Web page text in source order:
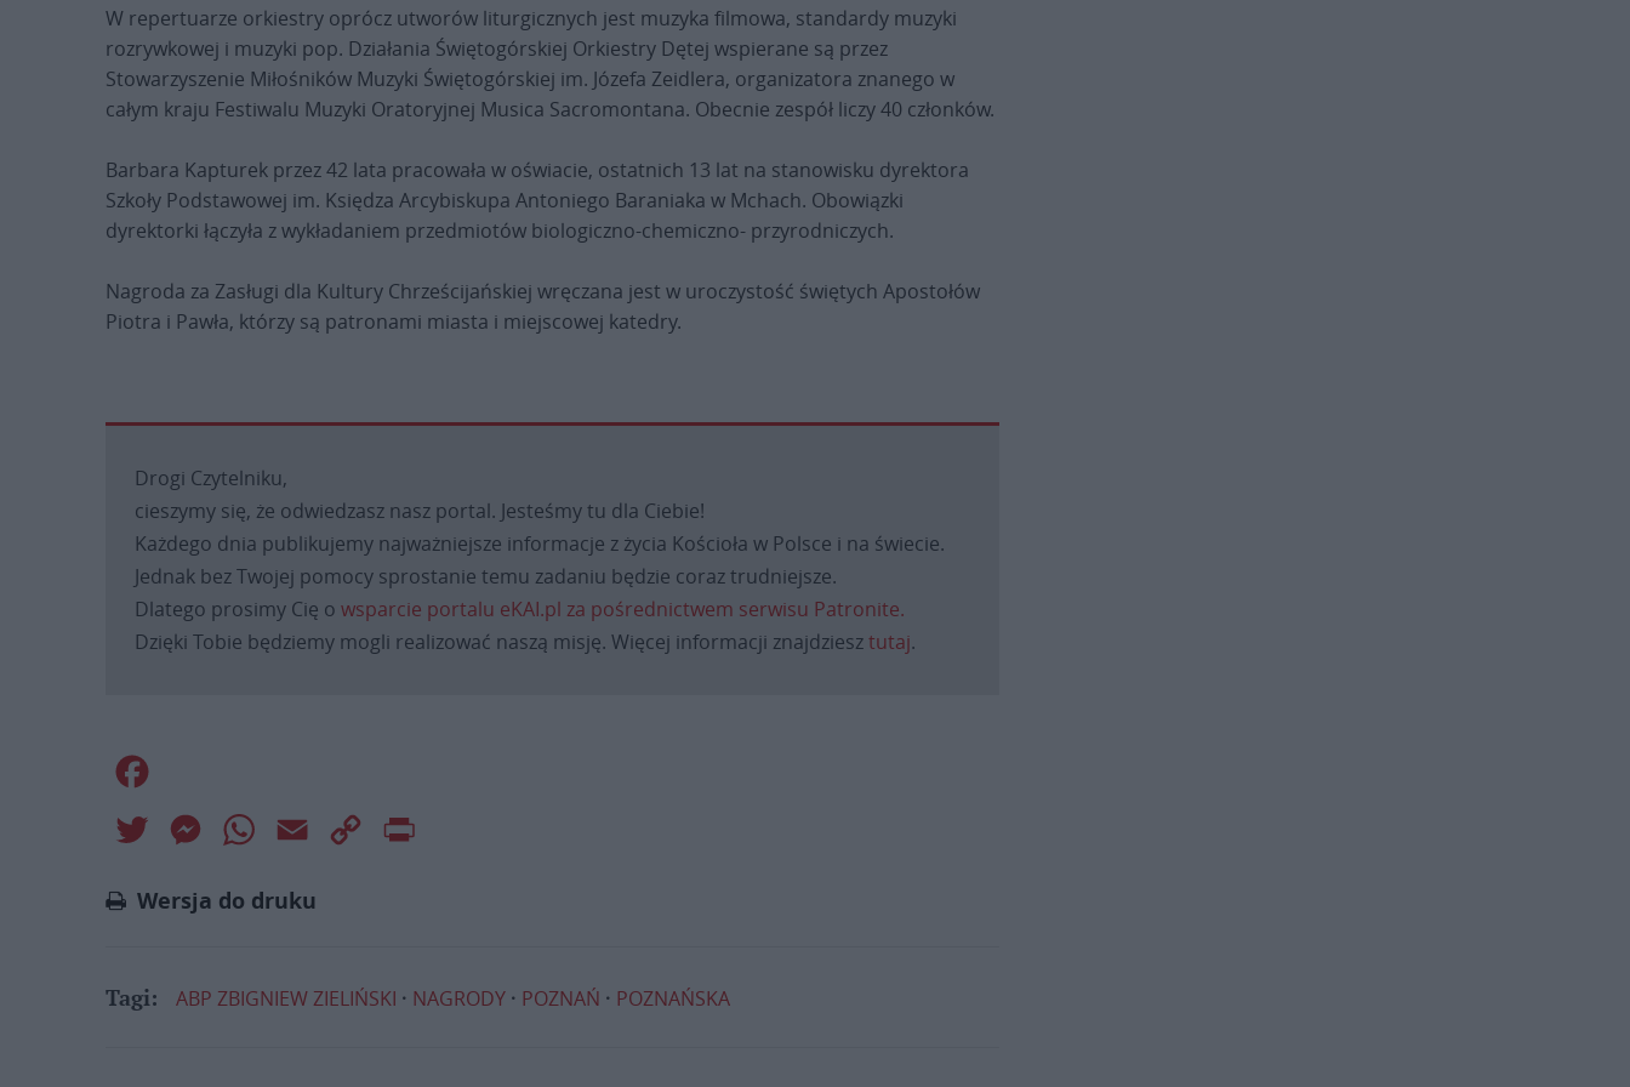
W repertuarze orkiestry oprócz utworów liturgicznych jest muzyka filmowa, standardy muzyki
rozrywkowej i muzyki pop. Działania Świętogórskiej Orkiestry Dętej wspierane są przez
Stowarzyszenie Miłośników Muzyki Świętogórskiej im. Józefa Zeidlera, organizatora znanego w
całym kraju Festiwalu Muzyki Oratoryjnej Musica Sacromontana. Obecnie zespół liczy 40 członków.
Barbara Kapturek przez 42 lata pracowała w oświacie, ostatnich 13 lat na stanowisku dyrektora
Szkoły Podstawowej im. Księdza Arcybiskupa Antoniego Baraniaka w Mchach. Obowiązki
dyrektorki łączyła z wykładaniem przedmiotów biologiczno-chemiczno- przyrodniczych.
Nagroda za Zasługi dla Kultury Chrześcijańskiej wręczana jest w uroczystość świętych Apostołów
Piotra i Pawła, którzy są patronami miasta i miejscowej katedry.
Drogi Czytelniku,
cieszymy się, że odwiedzasz nasz portal. Jesteśmy tu dla Ciebie!
Każdego dnia publikujemy najważniejsze informacje z życia Kościoła w Polsce i na świecie.
Jednak bez Twojej pomocy sprostanie temu zadaniu będzie coraz trudniejsze.
Dlatego prosimy Cię o wsparcie portalu eKAI.pl za pośrednictwem serwisu Patronite.
Dzięki Tobie będziemy mogli realizować naszą misję. Więcej informacji znajdziesztutaj.
Twitter MessengerWhatsApp
Email
Copy
Wersja do druku
Tagi: ABP ZBIGNIEW ZIELIŃSKI NAGRODY POZNAŃ POZNAŃSKA